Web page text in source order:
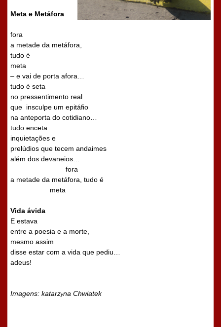
Meta e Metáfora
fora
a metade da metáfora,
tudo é
meta
– e vai de porta afora…
tudo é seta
no pressentimento real
que insculpe um epitáfio
na anteporta do cotidiano…
tudo enceta
inquietações e
prelúdios que tecem andaimes
além dos devaneios…
fora
a metade da metáfora, tudo é
meta
Vida ávida
E estava
entre a poesia e a morte,
mesmo assim
disse estar com a vida que pediu…
adeus!
Imagens: katarzyna Chwiatek